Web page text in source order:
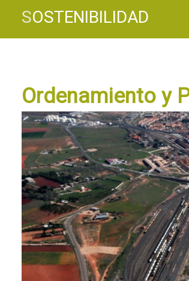
SOSTENIBILIDAD
Ordenamiento y